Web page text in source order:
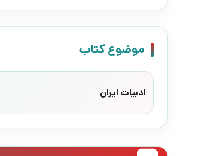
موضوع کتاب
ادبیات ایران